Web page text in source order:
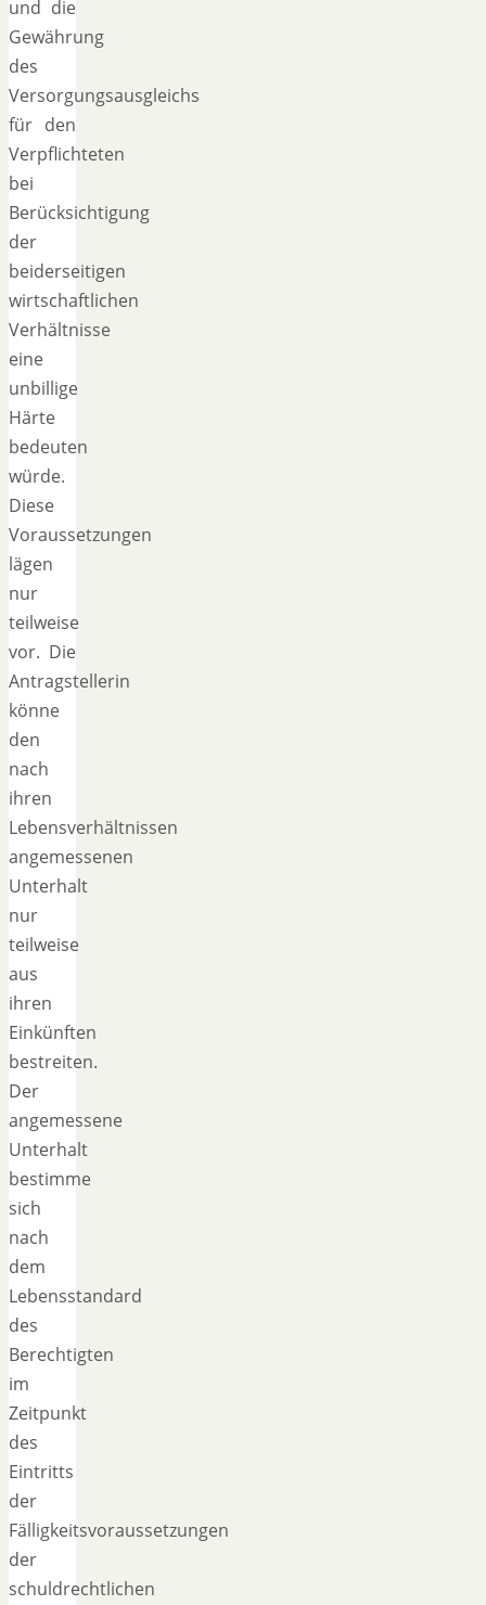
und die
Gewährung
des
Versorgungsausgleichs
für den
Verpflichteten
bei
Berücksichtigung
der
beiderseitigen
wirtschaftlichen
Verhältnisse
eine
unbillige
Härte
bedeuten
würde.
Diese
Voraussetzungen
lägen
nur
teilweise
vor. Die
Antragstellerin
könne
den
nach
ihren
Lebensverhältnissen
angemessenen
Unterhalt
nur
teilweise
aus
ihren
Einkünften
bestreiten.
Der
angemessene
Unterhalt
bestimme
sich
nach
dem
Lebensstandard
des
Berechtigten
im
Zeitpunkt
des
Eintritts
der
Fälligkeitsvoraussetzungen
der
schuldrechtlichen